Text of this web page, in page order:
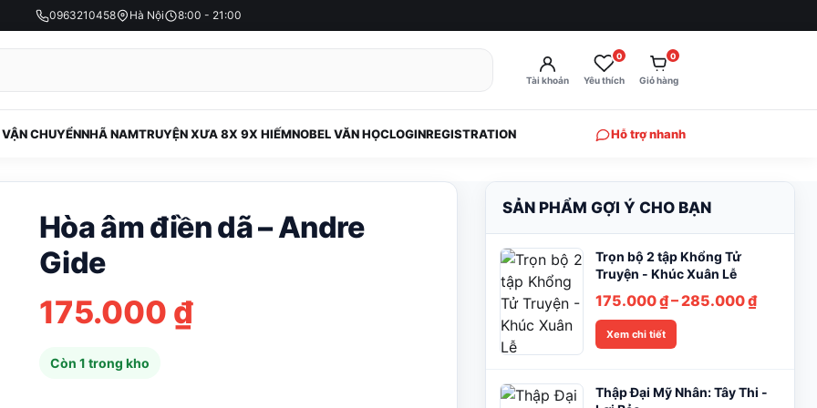
0963210458 Hà Nội 8:00 - 21:00
Tài khoản Yêu thích
0
Giỏ hàng
0
CHUYỂNNHÃ NAMTRUYỆN XƯA 8X 9X HIẾMNOBEL VĂN HỌCLOGINREGISTRATION Hỗ trợ nhanh
Hòa âm điền dã – Andre
Gide
175.000 ₫
Còn 1 trong kho
SẢN PHẨM GỢI Ý CHO BẠN
Trọn bộ 2 tập Khổng Tử
Truyện - Khúc Xuân Lễ
175.000₫–285.000₫Khoảng
đến
Xem chi tiết
Thập Đại Mỹ Nhân: Tây Thi -